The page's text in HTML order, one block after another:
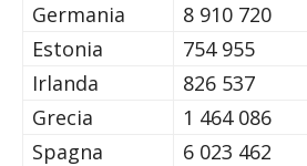
Germania
8 910 720
Estonia
754 955
Irlanda
826 537
Grecia
1 464 086
Spagna
6 023 462